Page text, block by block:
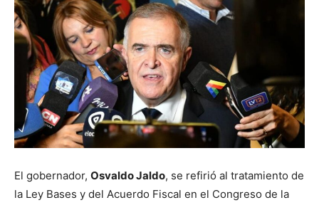
El gobernador, Osvaldo Jaldo, se refirió al tratamiento de
la Ley Bases y del Acuerdo Fiscal en el Congreso de la